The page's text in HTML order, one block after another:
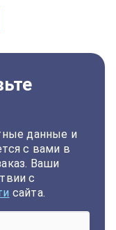
данные и
с вами в
Ваши
с
сайта.